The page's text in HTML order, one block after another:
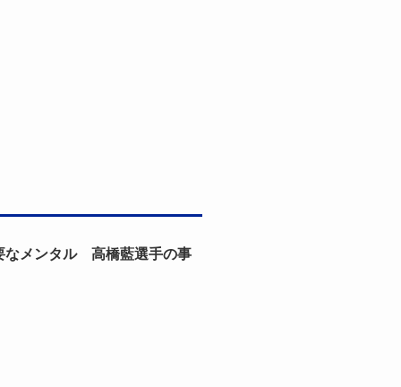
なメンタル 高橋藍選手の事